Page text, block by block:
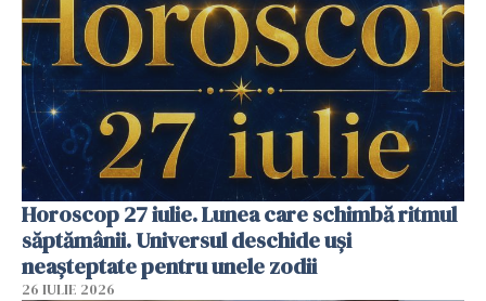
Horoscop 27 iulie. Lunea care schimbă ritmul
săptămânii. Universul deschide uși
neașteptate pentru unele zodii
26 IULIE 2026